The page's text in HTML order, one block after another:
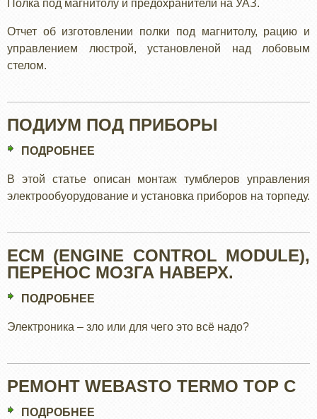
ПОД
Полка под магнитолу и предохранители на УАЗ.
Отчет об изготовлении полки под магнитолу, рацию и
управлением люстрой, установленой над лобовым
стелом.
ПОДИУМ ПОД ПРИБОРЫ
ПОДРОБНЕЕ
ПОД
ПРИБОРЫ
В этой статье описан монтаж тумблеров управления
электрообуорудование и установка приборов на торпеду.
ECM (ENGINE CONTROL MODULE),
ПЕРЕНОС МОЗГА НАВЕРХ.
ПОДРОБНЕЕ
(ENGINE
MODULE),
ПЕРЕНОС
Электроника – зло или для чего это всё надо?
РЕМОНТ WEBASTO TERMO TOP C
ПОДРОБНЕЕ